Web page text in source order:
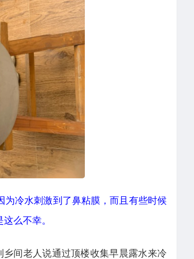
冷水刺激到了鼻粘膜，而且有些时候
么不幸。
间老人说通过顶楼收集早晨露水来冷